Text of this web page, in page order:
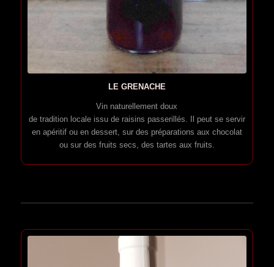
LE GRENACHE
Vin naturellement doux
de tradition locale issu de raisins passerillés. Il peut se servir
en apéritif ou en dessert, sur des préparations aux chocolat
ou sur des fruits secs, des tartes aux fruits.